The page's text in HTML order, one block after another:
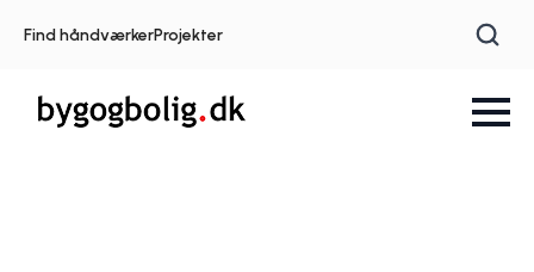
Find håndværkerProjekter